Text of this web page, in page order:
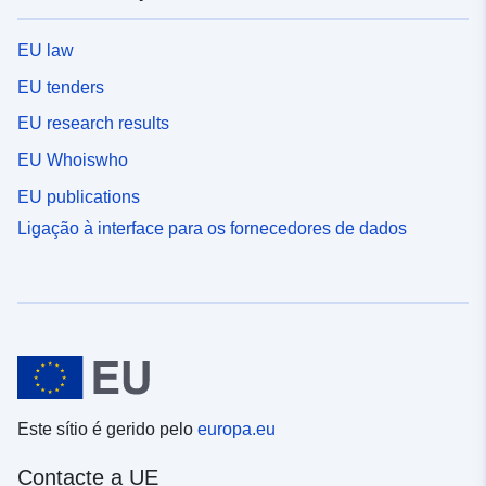
EU law
EU tenders
EU research results
EU Whoiswho
EU publications
Ligação à interface para os fornecedores de dados
Este sítio é gerido pelo europa.eu
Contacte a UE